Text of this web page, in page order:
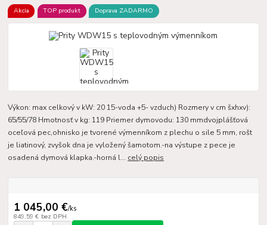
Akcia TOP produkt Doprava ZADARMO
Výkon: max celkový v kW: 20 15-voda +5- vzduch) Rozmery v cm šxhxv):
65/55/78 Hmotnosť v kg: 119 Priemer dymovodu: 130 mmdvojplášťová
oceľová pec,ohnisko je tvorené výmenníkom z plechu o sile 5 mm, rošt
je liatinový, zvyšok dna je vyložený šamotom.-na výstupe z pece je
osadená dymová klapka.-horná l... celý popis
1 045,00 €/ks
849,59 € bez DPH